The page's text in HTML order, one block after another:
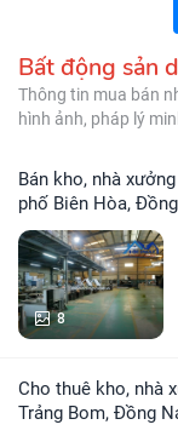
Bất động sản
Thông tin mua bán
hình ảnh, pháp lý
Bán kho, nhà xưởng tại Đường Số 2, Phường An Bình, Thành
phố Biên Hòa,
8
Cho thuê kho, nhà xưởng Đường Quốc lộ 1A, Xã Hố Nai 3,
Trảng Bom, Đồng